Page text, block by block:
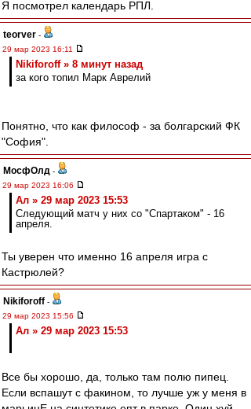
Я посмотрел календарь РПЛ.
teorver -
29 мар 2023 16:11
Nikiforoff » 8 минут назад
за кого топил Марк Аврелий
Понятно, что как философ - за болгарский ФК
"София".
МосфОлд -
29 мар 2023 16:06
Ал » 29 мар 2023 15:53
Следующий матч у них со "Спартаком" - 16
апреля.
Ты уверен что именно 16 апреля игра с
Кастрюлей?
Nikiforoff -
29 мар 2023 15:56
Ал » 29 мар 2023 15:53
Все бы хорошо, да, только там полю пипец.
Если вспашут с факином, то лучше уж у меня в